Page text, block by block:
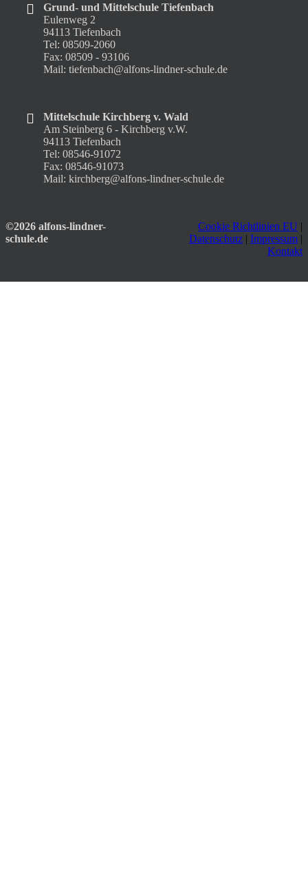
Grund- und Mittelschule Tiefenbach
Eulenweg 2
94113 Tiefenbach
Tel: 08509-2060
Fax: 08509 - 93106
Mail: tiefenbach@alfons-lindner-schule.de
Mittelschule Kirchberg v. Wald
Am Steinberg 6 - Kirchberg v.W.
94113 Tiefenbach
Tel: 08546-91072
Fax: 08546-91073
Mail: kirchberg@alfons-lindner-schule.de
©2026 alfons-lindner-
schule.de
Cookie Richtlinien EU |
Datenschutz | Impressum |
Kontakt